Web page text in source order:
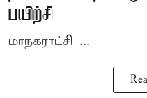
பயிற்சி
மாநகராட்சி ...